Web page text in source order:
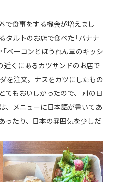
で食事をする機会が増えまし
タルトのお店で食べた「バナナ
ベーコンとほうれん草のキッシ
近くにあるカツサンドのお店で
を注文。ナスをカツにしたもの
てもおいしかったので、 別の日
、メニューに日本語が書いてあ
ったり、日本の雰囲気を少しだ